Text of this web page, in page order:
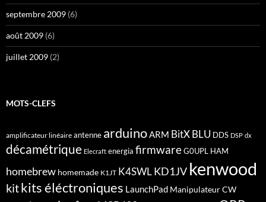
septembre 2009 (6)
août 2009 (6)
juillet 2009 (2)
MOTS-CLEFS
amplificateur linéaire antenne arduinoARM BitX BLU DDS DSP dx
décamétrique Elecraft energia firmwareG0UPL HAM
homebrew homemade K1JT K4SWL KD1JV kenwood
kitkits éléctroniques LaunchPad Manipulateur CW